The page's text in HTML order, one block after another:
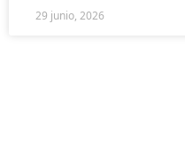
29 junio, 2026